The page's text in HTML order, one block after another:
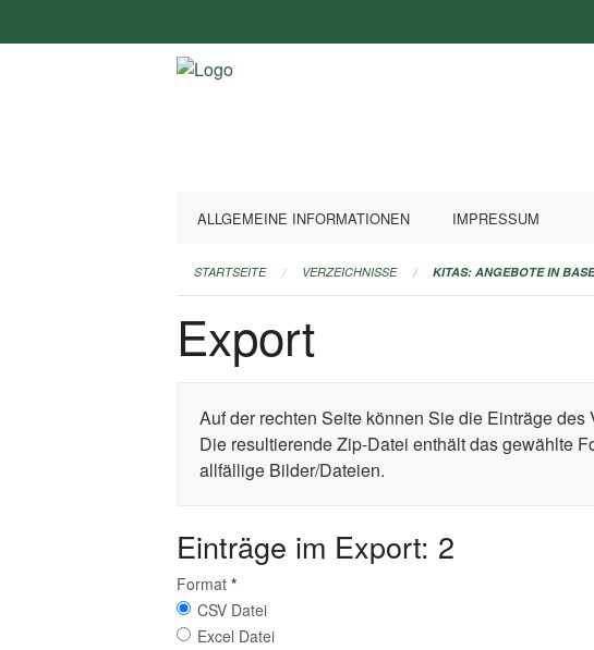
überspringen
ALLGEMEINE INFORMATIONEN IMPRESSUM
STARTSEITE VERZEICHNISSE KITAS: ANGEBOTE IN
Export
Auf der rechten Seite können Sie die Einträge
Die resultierende Zip-Datei enthält das gewählte
allfällige Bilder/Dateien.
Einträge im Export: 2
Format *
CSV Datei
Excel Datei